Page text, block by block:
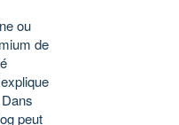
ou
de
peut